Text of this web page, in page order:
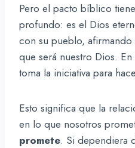
Pero el pacto bíblico
profundo: es el Dios
con su pueblo,
que será nuestro Dios.
toma la iniciativa para
Esto significa que la
en lo que nosotros
promete. Si dependiera